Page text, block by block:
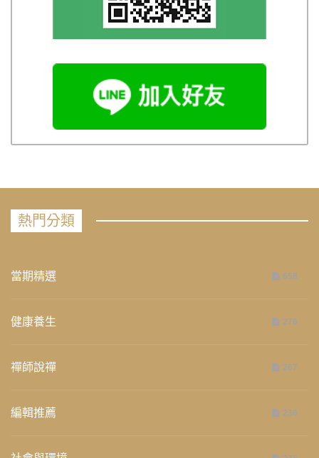
熱門分類
當期精選 658
健康養生 276
禪師說禪 267
編輯推薦 236